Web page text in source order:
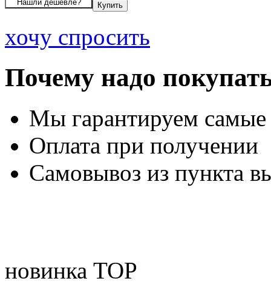
хочу спросить
Почему надо
Мы гарантируем
Оплата при получении
Самовывоз из пункта
новинка TOP